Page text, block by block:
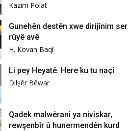
Kazim Polat
Gunehên destên xwe dirijînim ser
rûyê avê
H. Kovan Baqî
Li pey Heyatê: Here ku tu naçî
Dilşêr Bêwar
Qadek malwêranî ya nivîskar,
rewşenbîr û hunermendên kurd